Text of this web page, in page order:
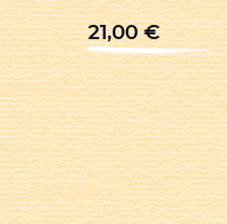
21,00€